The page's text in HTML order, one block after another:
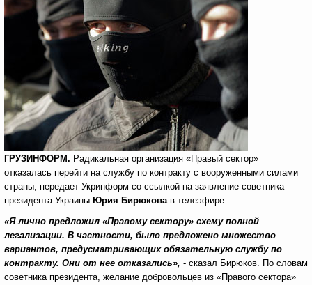
ГРУЗИНФОРМ. Радикальная организация «Правый сектор»
отказалась перейти на службу по контракту с вооруженными силами
страны, передает Укринформ со ссылкой на заявление советника
президента Украины Юрия Бирюковав телеэфире.
«Я лично предложил «Правому сектору» схему полной
легализации. В частности, было предложено множество
вариантов, предусматривающих обязательную службу по
контракту. Они от нее отказались», - сказал Бирюков. По словам
советника президента, желание добровольцев из «Правого сектора»